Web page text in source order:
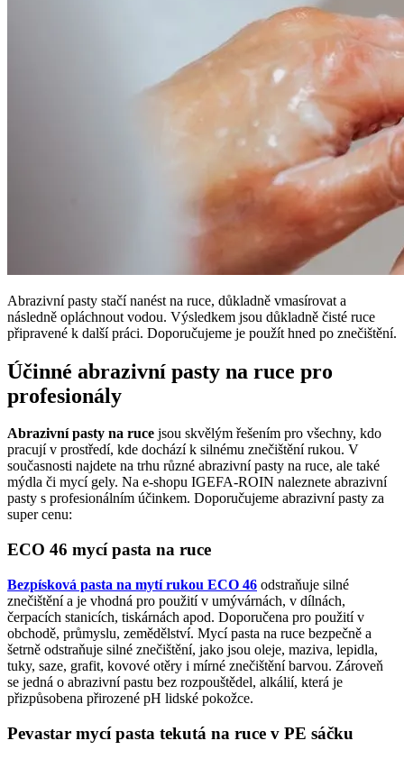
Abrazivní pasty stačí nanést na ruce, důkladně vmasírovat a
následně opláchnout vodou. Výsledkem jsou důkladně čisté ruce
připravené k další práci. Doporučujeme je použít hned po znečištění.
Účinné abrazivní pasty na ruce pro
profesionály
Abrazivní pasty na ruce jsou skvělým řešením pro všechny, kdo
pracují v prostředí, kde dochází k silnému znečištění rukou. V
současnosti najdete na trhu různé abrazivní pasty na ruce, ale také
mýdla či mycí gely. Na e-shopu IGEFA-ROIN naleznete abrazivní
pasty s profesionálním účinkem. Doporučujeme abrazivní pasty za
super cenu:
ECO 46 mycí pasta na ruce
Bezpísková pasta na mytí rukou ECO 46 odstraňuje silné
znečištění a je vhodná pro použití v umývárnách, v dílnách,
čerpacích stanicích, tiskárnách apod. Doporučena pro použití v
obchodě, průmyslu, zemědělství. Mycí pasta na ruce bezpečně a
šetrně odstraňuje silné znečištění, jako jsou oleje, maziva, lepidla,
tuky, saze, grafit, kovové otěry i mírné znečištění barvou. Zároveň
se jedná o abrazivní pastu bez rozpouštědel, alkálií, která je
přizpůsobena přirozené pH lidské pokožce.
Pevastar mycí pasta tekutá na ruce v PE sáčku